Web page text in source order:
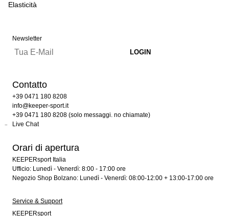
Elasticità
Newsletter
Contatto
+39 0471 180 8208
info@keeper-sport.it
+39 0471 180 8208 (solo messaggi. no chiamate)
Live Chat
Orari di apertura
KEEPERsport Italia
Ufficio: Lunedì - Venerdì: 8:00 - 17:00 ore
Negozio Shop Bolzano: Lunedì - Venerdì: 08:00-12:00 + 13:00-17:00 ore
Service & Support
KEEPERsport